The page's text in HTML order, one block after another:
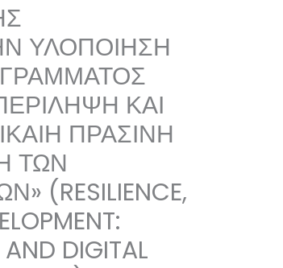
ΥΛΟΠΟΙΗΣΗ
ΚΑΙ
ΠΡΑΣΙΝΗ
ΤΩΝ
(RESILIENCE,
DIGITAL